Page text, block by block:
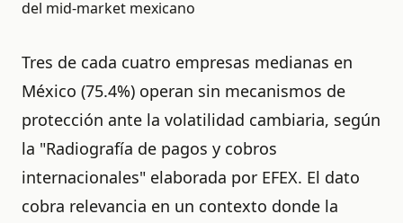
Tres de cada cuatro empresas medianas en
México (75.4%) operan sin mecanismos de
protección ante la volatilidad cambiaria, según
la "Radiografía de pagos y cobros
internacionales" elaborada por EFEX. El dato
cobra relevancia en un contexto donde la